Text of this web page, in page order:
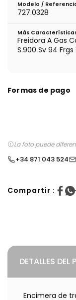
Modelo /
727.0328
Más
Freidora A Gas
S.900 Sv 94 Frgs
Formas de pago
La foto puede
+34 871 043 524
Compartir :
DETALLES DEL
Encimera de